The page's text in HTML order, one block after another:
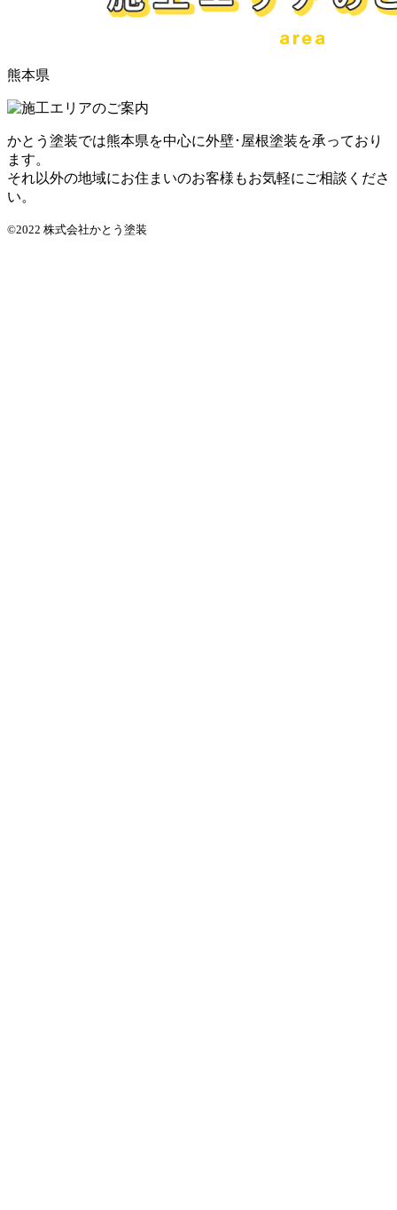
熊本県
かとう塗装では熊本県を中心に外壁･屋根塗装を承っており
ます。
それ以外の地域にお住まいのお客様もお気軽にご相談くださ
い。
©2022 株式会社かとう塗装